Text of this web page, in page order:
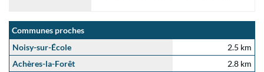
Communes proches
Noisy-sur-École
2.5 km
Achères-la-Forêt
2.8 km